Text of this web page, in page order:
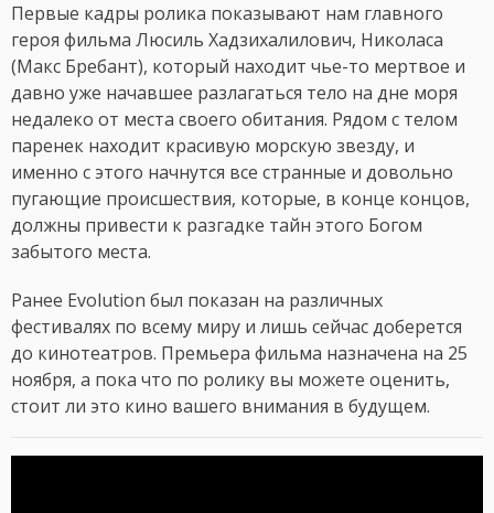
Первые кадры ролика показывают нам главного
героя фильма Люсиль Хадзихалилович, Николаса
(Макс Бребант), который находит чье-то мертвое и
давно уже начавшее разлагаться тело на дне моря
недалеко от места своего обитания. Рядом с телом
паренек находит красивую морскую звезду, и
именно с этого начнутся все странные и довольно
пугающие происшествия, которые, в конце концов,
должны привести к разгадке тайн этого Богом
забытого места.
Ранее Evolution был показан на различных
фестивалях по всему миру и лишь сейчас доберется
до кинотеатров. Премьера фильма назначена на 25
ноября, а пока что по ролику вы можете оценить,
стоит ли это кино вашего внимания в будущем.